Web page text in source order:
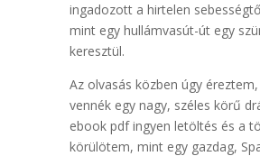
ingadozott a hirtelen
mint egy hullámvasút-út egy
keresztül.
Az olvasás közben úgy
vennék egy nagy, széles körű
ebook pdf ingyen letöltés és a
körülötem, mint egy gazdag,